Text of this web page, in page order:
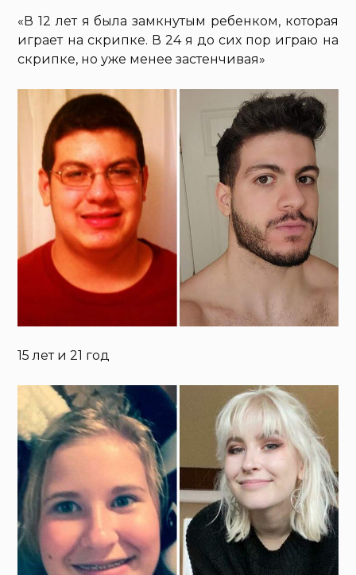
«В 12 лет я была замкнутым ребенком, которая
играет на скрипке. В 24 я до сих пор играю на
скрипке, но уже менее застенчивая»
15 лет и 21 год